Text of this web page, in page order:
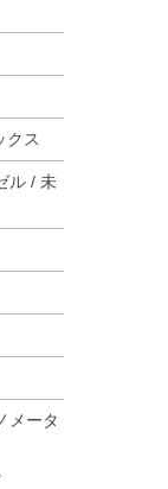
クス
ル / 未
メータ